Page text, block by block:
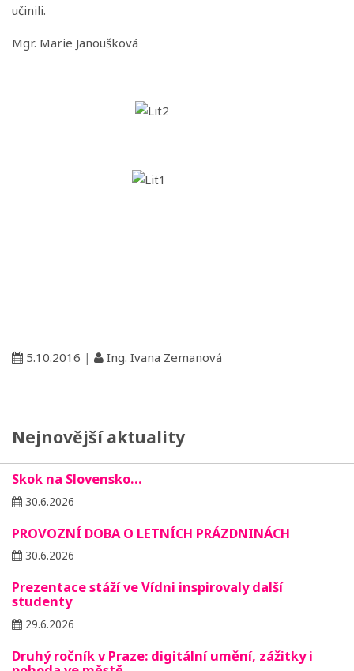
učinili.
Mgr. Marie Janoušková
5.10.2016 | Ing. Ivana Zemanová
Nejnovější aktuality
Skok na Slovensko…
30.6.2026
PROVOZNÍ DOBA O LETNÍCH PRÁZDNINÁCH
30.6.2026
Prezentace stáží ve Vídni inspirovaly další
studenty
29.6.2026
Druhý ročník v Praze: digitální umění, zážitky i